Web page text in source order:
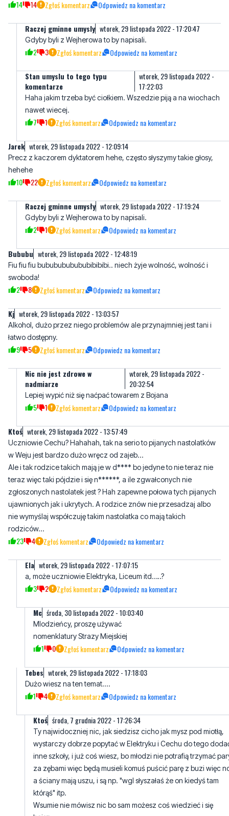
Gdyby byli z Wejherowa to by napisali.
Stan umyslu to tego typu
komentarze
wtorek, 29 listopada 2022 -
17:22:03
nawet wiecej.
7 1 Zgłoś komentarz Odpowiedz na komentarz
wtorek, 29 listopada 2022 - 12:09:14
Precz z kaczorem dyktatorem hehe, często słyszymy takie głosy,
10 22 Zgłoś komentarz Odpowiedz na komentarz
Raczej gminne umysły
Gdyby byli z Wejherowa to by napisali.
Bububu wtorek, 29 listopada 2022 - 12:48:19
Fiu fiu fiu bububububububibibibi.. niech żyje wolność, wolność i
2 8 Zgłoś komentarz Odpowiedz na komentarz
Kj wtorek, 29 listopada 2022 - 13:03:57
Alkohol, dużo przez niego problemów ale przynajmniej jest tani i
9 5 Zgłoś komentarz Odpowiedz na komentarz
Nic nie jest zdrowe w
nadmiarze
20:32:54
5 1 Zgłoś komentarz Odpowiedz na komentarz
wtorek, 29 listopada 2022 - 13:57:49
Uczniowie Cechu? Hahahah, tak na serio to pijanych nastolatków
Ale i tak rodzice takich mają je w d**** bo jedyne to nie teraz nie
teraz więc taki pójdzie i się n******, a ile zgwałconych nie
zgłoszonych nastolatek jest ? Hah zapewne połowa tych pijanych
ujawnionych jak i ukrytych. A rodzice znów nie przesadzaj albo
nie wymyślaj współczuję takim nastolatka co mają takich
rodziców...
23 4 Zgłoś komentarz Odpowiedz na komentarz
Ela wtorek, 29 listopada 2022 - 17:07:15
a, może uczniowie Elektryka, Liceum itd…..?
Mc środa, 30 listopada 2022 - 10:03:40
Mlodzieńcy, proszę używać
1 0 Zgłoś komentarz Odpowiedz na komentarz
Tebes wtorek, 29 listopada 2022 - 17:18:03
Dużo wiesz na ten temat....
Ktoś środa, 7 grudnia 2022 - 17:26:34
Ty najwidoczniej nic, jak siedzisz cicho jak mysz pod miotłą,
inne szkoły, i już coś wiesz, bo młodzi nie potrafią trzymać
za zębami więc będą musieli komuś puścić parę z buzi więc
a ściany mają uszu, i są np. "wgl słyszałaś że on kiedyś tam
którąś" itp.
Wsumie nie mówisz nic bo sam możesz coś wiedzieć i się
boisz...
1 0 Zgłoś komentarz